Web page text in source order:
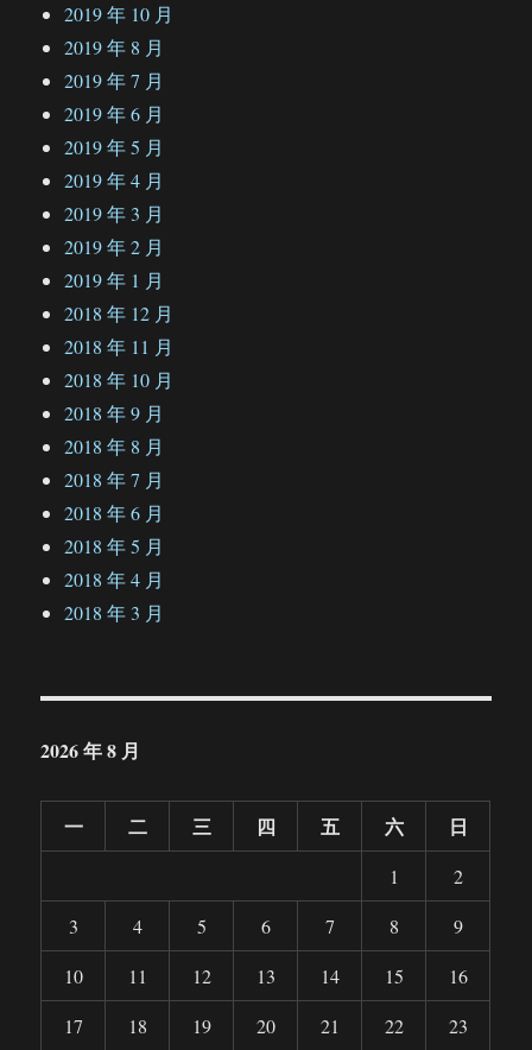
2019 年 10 月
2019 年 8 月
2019 年 7 月
2019 年 6 月
2019 年 5 月
2019 年 4 月
2019 年 3 月
2019 年 2 月
2019 年 1 月
2018 年 12 月
2018 年 11 月
2018 年 10 月
2018 年 9 月
2018 年 8 月
2018 年 7 月
2018 年 6 月
2018 年 5 月
2018 年 4 月
2018 年 3 月
2026 年 8 月
一 二 三 四 五 六 日
1
2
3
4 5 6 7 8
9
10
11 12 13 14 15
16
17
18 19 20 21 22
23